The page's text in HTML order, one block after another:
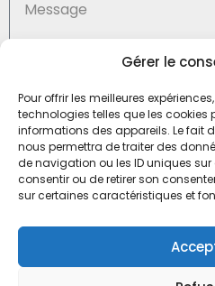
Gérer le
Pour offrir les meilleures
technologies telles que les
informations des appareils. Le fait
nous permettra de traiter des
de navigation ou les ID uniques sur
consentir ou de retirer son
sur certaines caractéristiques et
En soumettant ce
SARL Médisoins,
53000